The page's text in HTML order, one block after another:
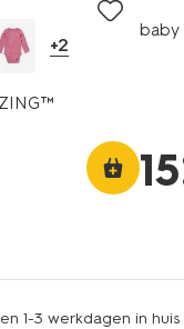
+2
baby
15
1-3 werkdagen in huis